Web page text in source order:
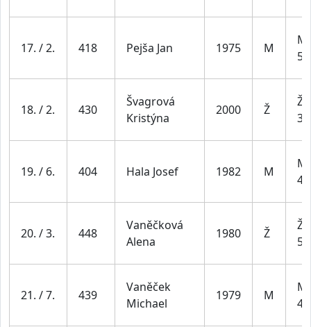
17. / 2. 418 Pejša Jan 1975 M
18. / 2. 430
Švagrová
Kristýna
2000 Ž
19. / 6. 404 Hala Josef 1982 M
20. / 3. 448
Vaněčková
Alena
1980 Ž
21. / 7. 439
Vaněček
Michael
1979 M